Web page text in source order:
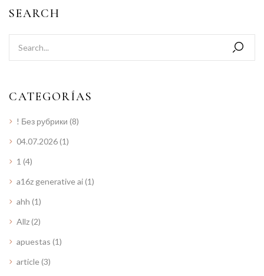
SEARCH
CATEGORÍAS
! Без рубрики (8)
04.07.2026(1)
1 (4)
a16z generative ai(1)
ahh (1)
Allz(2)
apuestas (1)
article(3)